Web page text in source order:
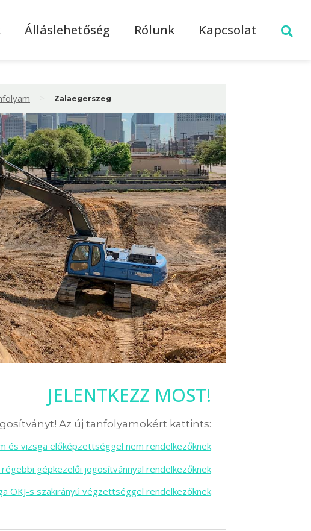
Álláslehetőség Rólunk Kapcsolat
Zalaegerszeg
JELENTKEZZ MOST!
Az új tanfolyamokért kattints:
és vizsga előképzettséggel nem rendelkezőknek
gépkezelői jogosítvánnyal rendelkezőknek
OKJ-s szakirányú végzettséggel rendelkezőknek